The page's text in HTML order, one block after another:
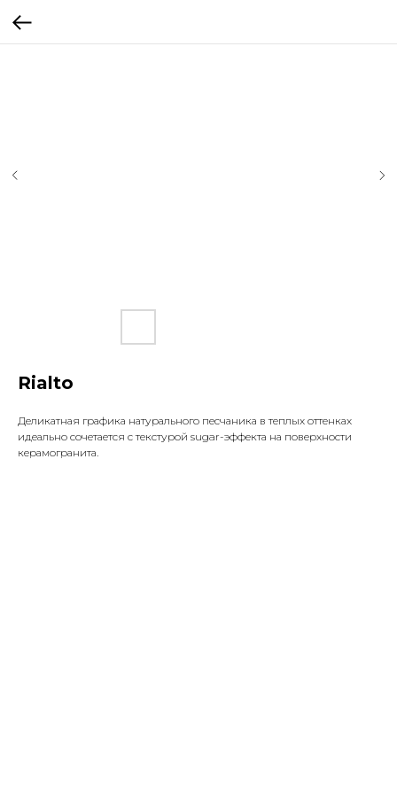
Rialto
Деликатная графика натурального песчаника в теплых оттенках
идеально сочетается с текстурой sugar-эффекта на поверхности
керамогранита.